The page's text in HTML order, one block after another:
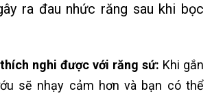
ra đau nhức răng sau khi bọc
nghi được với răng sứ: Khi gắn
sẽ nhạy cảm hơn và bạn có thể